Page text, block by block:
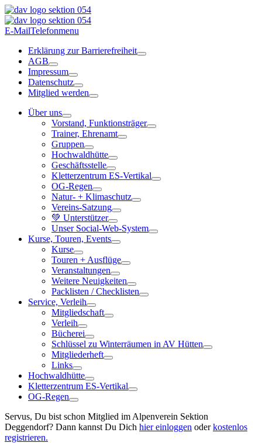
E-MailTelefonmenu
Erklärung zur Barrierefreiheit
AGB
Impressum
Datenschutz
Mitglied werden
Über uns
Vorstand, Funktionsträger
Trainer, Ehrenamt
Gruppen
Hochwaldhütte
Geschäftsstelle
Kletterzentrum ES-Vertikal
OG-Regen
Natur- + Klimaschutz
Vereins-Satzung
💚 Unterstützer
Unser Social-Web-System
Kurse, Touren, Events
Kurse
Touren + Ausflüge
Veranstaltungen
Weitere Neuigkeiten
Packlisten / Checklisten
Service, Verleih
Mitgliedschaft
Verleih
Bücherei
Schlüssel zu Winterräumen in AV Hütten
Mitgliederheft
Links
Hochwaldhütte
Kletterzentrum ES-Vertikal
OG-Regen
Servus, Du bist schon Mitglied im Alpenverein Sektion
Deggendorf? Dann kannst Du Dich hier einloggen oderkostenlos
registrieren.